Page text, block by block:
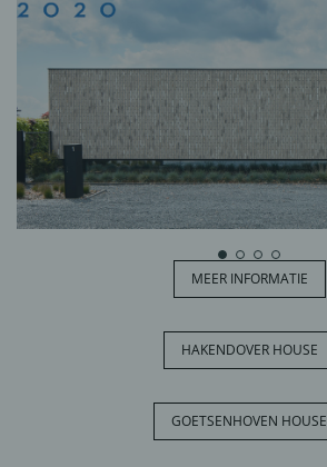
MEER INFORMATIE
HAKENDOVER HOUSE
GOETSENHOVEN HOUSE